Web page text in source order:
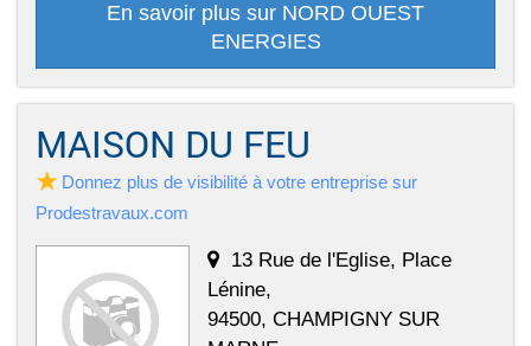
En savoir plus sur NORD OUEST
ENERGIES
MAISON DU FEU
Donnez plus de visibilité à votre entreprise sur
Prodestravaux.com
13 Rue de l'Eglise, Place
Lénine,
94500, CHAMPIGNY SUR